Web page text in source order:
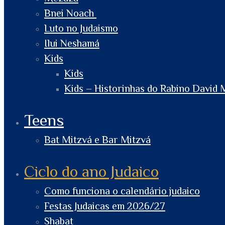
Bnei Noach
Luto no Judaismo
Ilui Neshamá
Kids
Kids
Kids – Historinhas do Rabino David
Teens
Bat Mitzvá e Bar Mitzvá
Ciclo do ano Judaico
Como funciona o calendário judaico
Festas Judaicas em 2026/27
Shabat